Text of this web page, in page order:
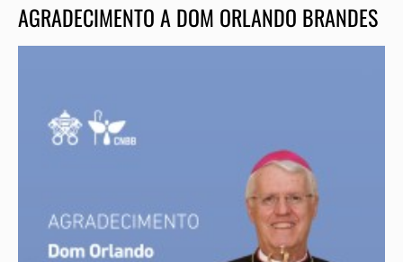
AGRADECIMENTO A DOM ORLANDO BRANDES